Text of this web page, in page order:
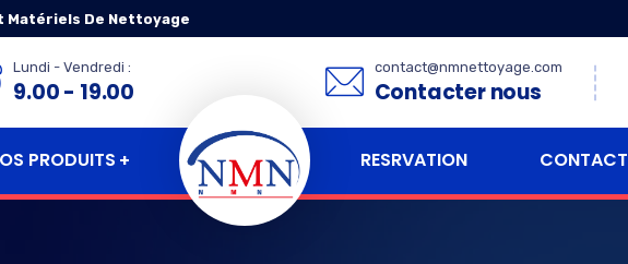
Matériels De Nettoyage
Lundi - Vendredi :
9.00 - 19.00
contact@nmnettoyage.com
Contacter nous
PRODUITS RESRVATION CONTACT